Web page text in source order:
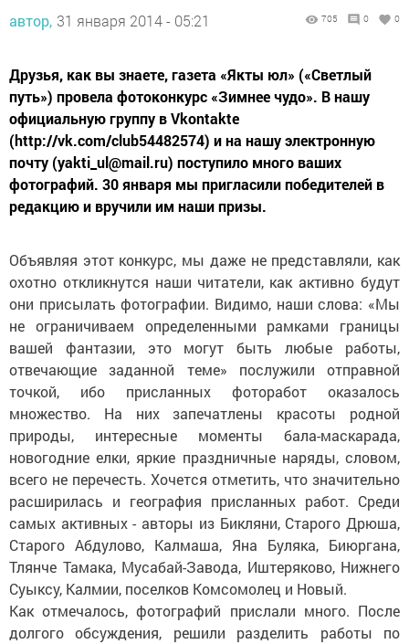
автор, 31 января 2014 - 05:21 705 0 0
Друзья, как вы знаете, газета «Якты юл» («Светлый
путь») провела фотоконкурс «Зимнее чудо». В нашу
официальную группу в Vkontakte
(http://vk.com/club54482574) и на нашу электронную
почту (yakti_ul@mail.ru) поступило много ваших
фотографий. 30 января мы пригласили победителей в
редакцию и вручили им наши призы.
Объявляя этот конкурс, мы даже не представляли, как
охотно откликнутся наши читатели, как активно будут
они присылать фотографии. Видимо, наши слова: «Мы
не ограничиваем определенными рамками границы
вашей фантазии, это могут быть любые работы,
отвечающие заданной теме» послужили отправной
точкой, ибо присланных фоторабот оказалось
множество. На них запечатлены красоты родной
природы, интересные моменты бала-маскарада,
новогодние елки, яркие праздничные наряды, словом,
всего не перечесть. Хочется отметить, что значительно
расширилась и география присланных работ. Среди
самых активных - авторы из Бикляни, Старого Дрюша,
Старого Абдулово, Калмаша, Яна Буляка, Биюргана,
Тлянче Тамака, Мусабай-Завода, Иштеряково, Нижнего
Суыксу, Калмии, поселков Комсомолец и Новый.
Как отмечалось, фотографий прислали много. После
долгого обсуждения, решили разделить работы по